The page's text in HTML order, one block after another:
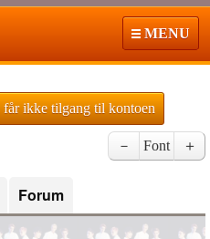
MENU
får ikke tilgang til kontoen
－ Font ＋
Forum